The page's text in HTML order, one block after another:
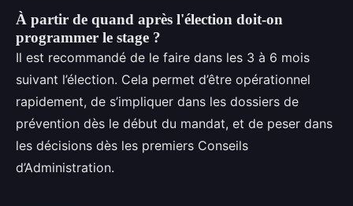
À partir de quand après l'élection doit-on
programmer le stage ?
Il est recommandé de le faire dans les 3 à 6 mois
suivant l’élection. Cela permet d’être opérationnel
rapidement, de s’impliquer dans les dossiers de
prévention dès le début du mandat, et de peser dans
les décisions dès les premiers Conseils
d’Administration.